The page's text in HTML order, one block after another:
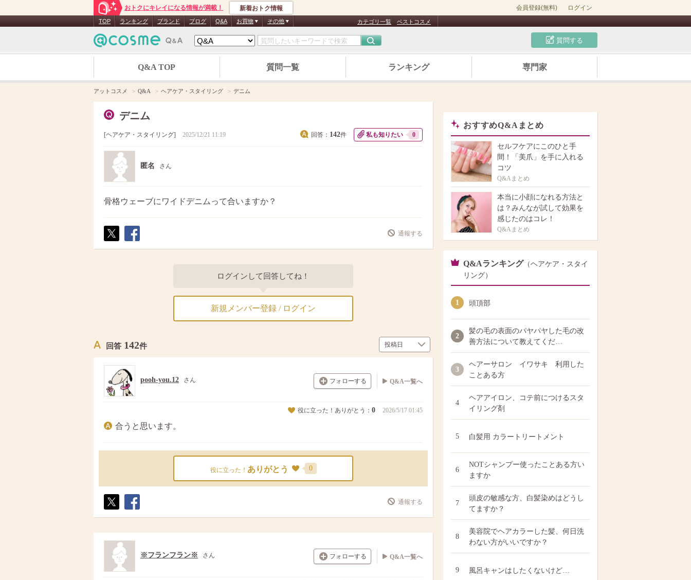
おトクにキレイになる情報が満載！ 新着おトク情報 会員登録(無料) ログイン
TOP ランキング ブランド ブログ Q&A お買物 その他 カテゴリ一覧 ベストコスメ
質問する
Q&A TOP 質問一覧 ランキング 専門家
アットコスメ Q&A ヘアケア・スタイリング デニム
デニム
ヘアケア・スタイリング 2025/12/21 11:19 回答： 142件 私も知りたい 0
匿名 さん
骨格ウェーブにワイドデニムって合いますか？
ト
ア
通報する
ログインして回答してね！
新規メンバー登録 / ログイン
回答 142件
フォローする
pooh-you.12 さん Q&A一覧へ
役に立った！ありがとう： 0 2026/5/17 01:45
合うと思います。
役に立った！ ありがとう 0
ト
ア
通報する
フォローする
※フランフラン※ さん Q&A一覧へ
おすすめQ&Aまとめ
セルフケアにこのひと手
間！「美爪」を手に入れる
コツ
Q&Aまとめ
本当に小顔になれる方法と
は？みんなが試して効果を
感じたのはコレ！
Q&Aまとめ
Q&Aランキング （ヘアケア・スタイ
リング）
1 頭頂部
2
髪の毛の表面のパヤパヤした毛の改
善方法について教えてくだ…
3
ヘアーサロン イワサキ 利用した
ことある方
4
ヘアアイロン、コテ前につけるスタ
イリング剤
5 白髪用 カラートリートメント
6
NOTシャンプー使ったことある方い
ますか
7
頭皮の敏感な方、白髪染めはどうし
てますか？
8
美容院でヘアカラーした髪、何日洗
わない方がいいですか？
9 風呂キャンはしたくないけど…